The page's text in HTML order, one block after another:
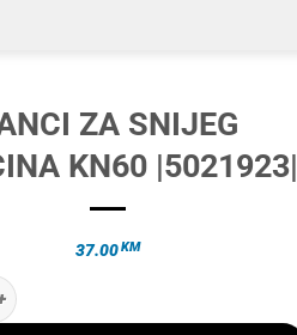
ZA SNIJEG
KN60 |5021923|
37.00KM
VELICINA KN60 |5021923| količina